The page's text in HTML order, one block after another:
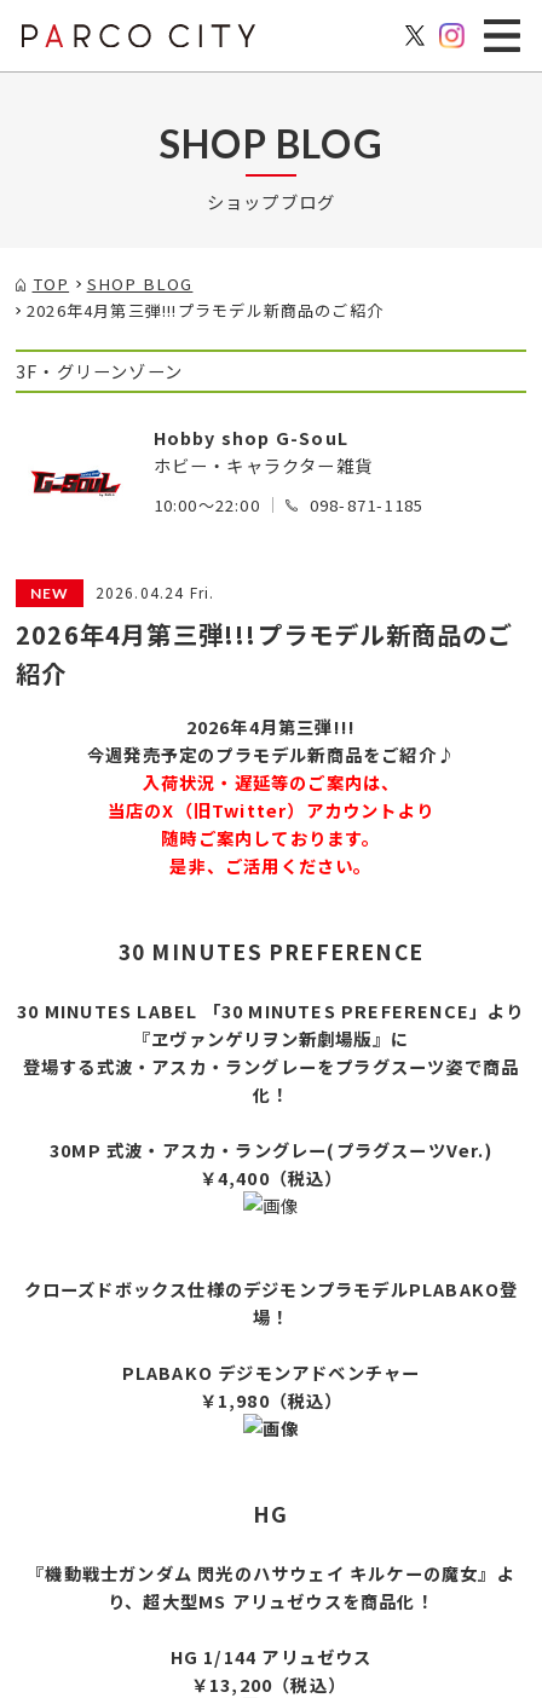
SHOP BLOG
ショップブログ
TOP
SHOP BLOG
2026年4月第三弾!!!プラモデル新商品のご紹介
3F・グリーンゾーン
Hobby shop G-SouL
ホビー・キャラクター雑貨
10:00～22:00 098-871-1185
2026.04.24 Fri.
2026年4月第三弾!!!プラモデル新商品のご
紹介
2026年4月第三弾!!!
今週発売予定のプラモデル新商品をご紹介♪
入荷状況・遅延等のご案内は、
当店のX（旧Twitter）アカウントより
随時ご案内しております。
是非、ご活用ください。
30 MINUTES PREFERENCE
30 MINUTES LABEL 「30 MINUTES PREFERENCE」より
『ヱヴァンゲリヲン新劇場版』に
登場する式波・アスカ・ラングレーをプラグスーツ姿で商品
化！
30MP 式波・アスカ・ラングレー(プラグスーツVer.)
￥4,400（税込）
クローズドボックス仕様のデジモンプラモデルPLABAKO登
場！
PLABAKO デジモンアドベンチャー
￥1,980（税込）
HG
『機動戦士ガンダム 閃光のハサウェイ キルケーの魔女』よ
り、超大型MS アリュゼウスを商品化！
HG 1/144 アリュゼウス
￥13,200（税込）